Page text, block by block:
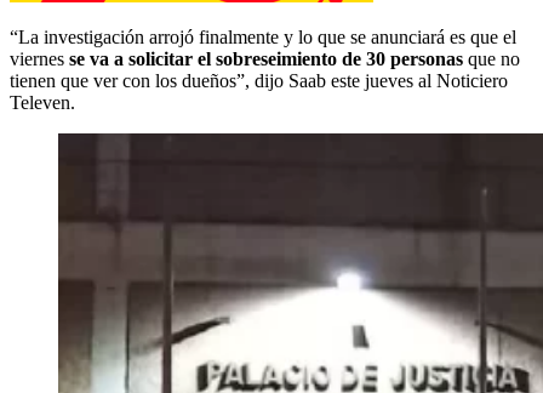
“La investigación arrojó finalmente y lo que se anunciará es que el
viernes se va a solicitar el sobreseimiento de 30 personas que no
tienen que ver con los dueños”, dijo Saab este jueves al Noticiero
Televen.